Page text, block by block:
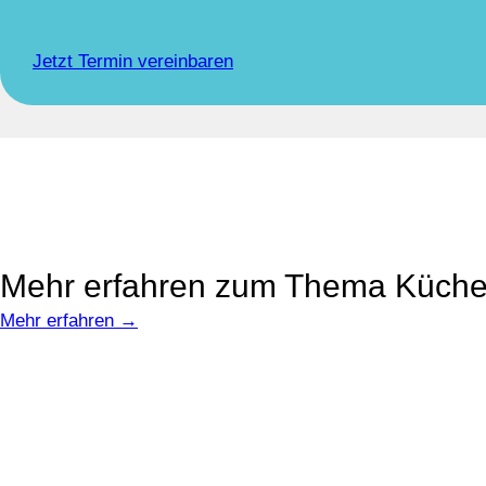
Jetzt Termin vereinbaren
Mehr erfahren zum Thema
Mehr erfahren →